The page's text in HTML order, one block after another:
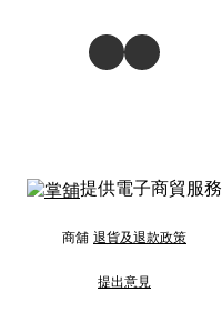
提供電子商貿服務
商舖 退貨及退款政策
提出意見